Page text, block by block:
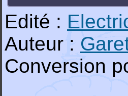
Edité :
Auteur :
Conversion